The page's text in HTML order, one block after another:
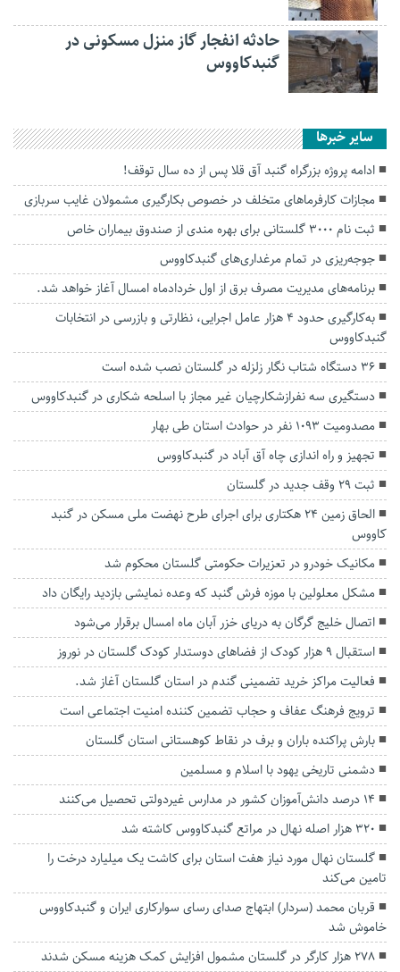
حادثه انفجار گاز منزل مسکونی در
گنبدکاووس
سایر خبرها
ادامه پروژه بزرگراه گنبد آق قلا پس از ده سال توقف!
مجازات کارفرما‌های متخلف در خصوص بکارگیری مشمولان غایب سربازی
ثبت نام ۳۰۰۰ گلستانی برای بهره مندی از صندوق بیماران خاص
جوجه‌ریزی در تمام مرغداری‌های گنبدکاووس
برنامه‌های مدیریت مصرف برق از اول خردادماه امسال آغاز خواهد شد.
به‌کارگیری حدود ۴ هزار عامل اجرایی، نظارتی و بازرسی در انتخابات
گنبدکاووس
۳۶ دستگاه شتاب نگار زلزله در گلستان نصب شده است
دستگیری سه نفرازشکارچیان غیر مجاز با اسلحه شکاری در گنبدکاووس
مصدومیت ۱۰۹۳ نفر در حوادث استان طی بهار
تجهیز و راه اندازی چاه آق آباد در گنبدکاووس
ثبت ۲۹ وقف جدید در گلستان
الحاق زمین ۲۴ هکتاری برای اجرای طرح نهضت ملی مسکن در گنبد
کاووس
مکانیک خودرو در تعزیرات حکومتی گلستان محکوم شد
مشکل معلولین با موزه فرش گنبد که وعده نمایشی بازدید رایگان داد
اتصال خلیج گرگان به دریای خزر آبان ماه امسال برقرار می‌شود
استقبال ۹ هزار کودک از فضاهای دوستدار کودک گلستان در نوروز
فعالیت مراکز خرید تضمینی گندم در استان گلستان آغاز شد.
ترویج فرهنگ عفاف و حجاب تضمین کننده امنیت اجتماعی است
بارش پراکنده باران و برف در نقاط کوهستانی استان گلستان
دشمنی تاریخی یهود با اسلام و مسلمین
۱۴ درصد دانش‌آموزان کشور در مدارس غیردولتی تحصیل می‌کنند
۳۲۰ هزار اصله نهال در مراتع گنبدکاووس کاشته شد
گلستان نهال مورد نیاز هفت استان برای کاشت یک میلیارد درخت را
تامین می‌کند
قربان محمد (سردار) ابتهاج صدای رسای سوارکاری ایران و گنبدکاووس
خاموش شد
۲۷۸ هزار کارگر در گلستان مشمول افزایش کمک هزینه مسکن شدند